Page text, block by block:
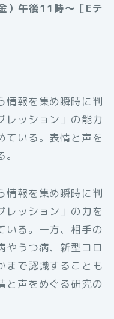
午後11時〜［Eテ
情報を集め瞬時に判
レッション」の能力
ている。表情と声を
情報を集め瞬時に判
レッション」の力を
いる。一方、相手の
やうつ病、新型コロ
まで認識することも
と声をめぐる研究の